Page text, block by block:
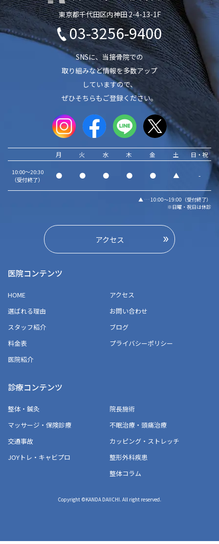
東京都千代田区内神田 2-4-13-1F
03-3256-9400
SNSに、当接骨院での
取り組みなど情報を多数アップ
していますので、
ぜひそちらもご登録ください。
月 火 水 木 金 土 日・祝
10:00～20:30
（受付終了）
● ● ● ● ● ▲ -
▲ … 10:00～19:00（受付終了）
※日曜・祝日は休診
アクセス
医院コンテンツ
HOME
選ばれる理由
スタッフ紹介
料金表
医院紹介
アクセス
お問い合わせ
ブログ
プライバシーポリシー
診療コンテンツ
整体・鍼灸
マッサージ・保険診療
交通事故
JOYトレ・キャビプロ
院長施術
不眠治療・頭痛治療
カッピング・ストレッチ
整形外科疾患
整体コラム
Copyright ©KANDA DAIICHI. All right reserved.